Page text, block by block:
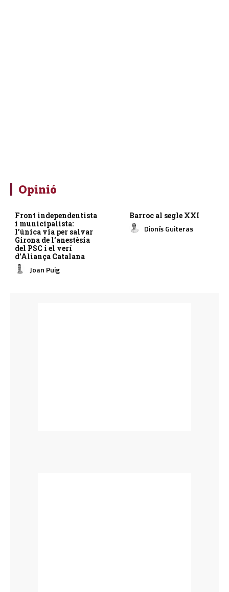
Opinió
Front independentista
i municipalista:
l’única via per salvar
Girona de l’anestèsia
del PSC i el verí
d’Aliança Catalana
Joan Puig
Barroc al segle XXI
Dionís Guiteras